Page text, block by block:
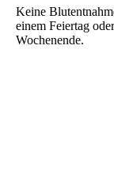
Keine
einem Feiertag
Wochenende.